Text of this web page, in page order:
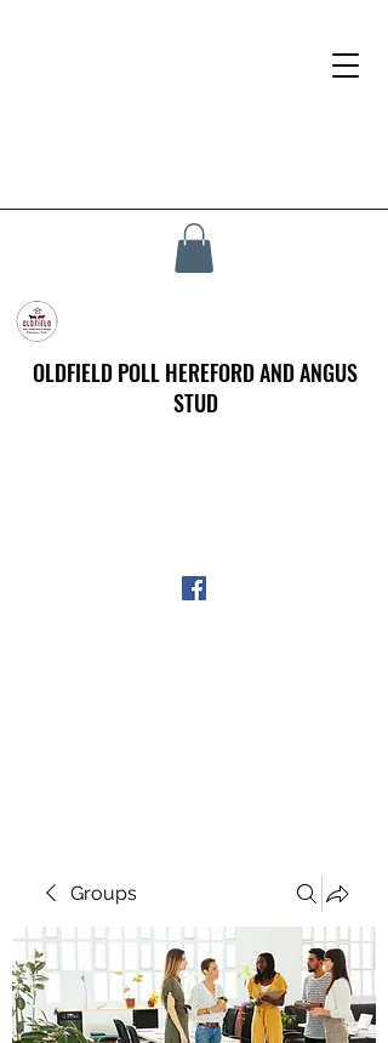
OLDFIELD POLL HEREFORD AND ANGUS
STUD
Groups